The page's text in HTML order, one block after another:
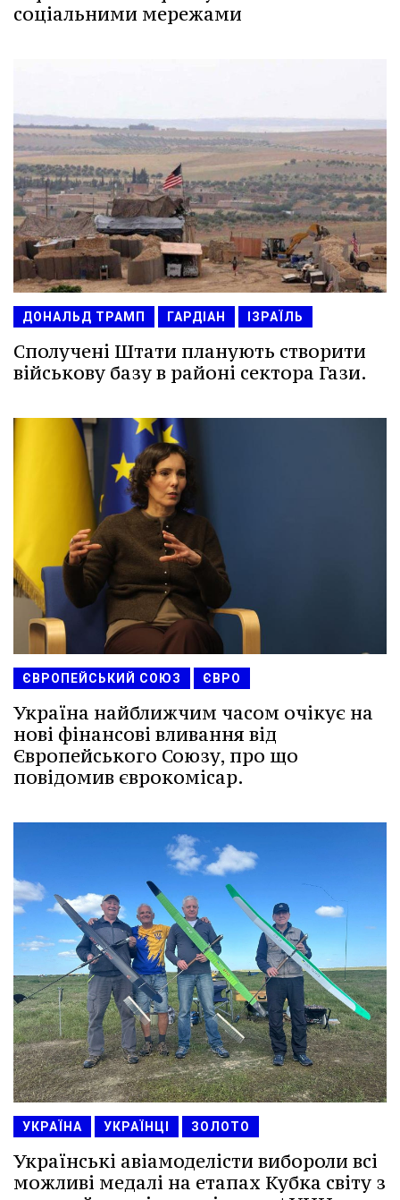
соціальними мережами
ДОНАЛЬД ТРАМП ГАРДІАН ІЗРАЇЛЬ
Сполучені Штати планують створити
військову базу в районі сектора Гази.
ЄВРОПЕЙСЬКИЙ СОЮЗ ЄВРО
Україна найближчим часом очікує на
нові фінансові вливання від
Європейського Союзу, про що
повідомив єврокомісар.
УКРАЇНА УКРАЇНЦІ ЗОЛОТО
Українські авіамоделісти вибороли всі
можливі медалі на етапах Кубка світу з